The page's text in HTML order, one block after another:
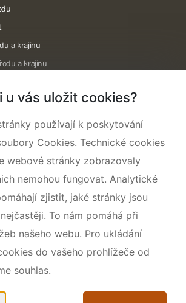
a krajinu
a krajinu
u vás uložit cookies?
používají k poskytování
Cookies. Technické cookies
webové stránky zobrazovaly
nemohou fungovat. Analytické
zjistit, jaké stránky jsou
To nám pomáhá při
našeho webu. Pro ukládání
do vašeho prohlížeče od
souhlas.